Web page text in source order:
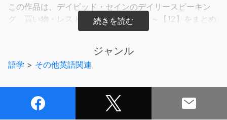
この作品は、デイビッド・セインのデイリースピーキン
グ 買い物・レストラン・接客編【9】～【12】をまとめ
ジャンル
語学 > その他英語関連